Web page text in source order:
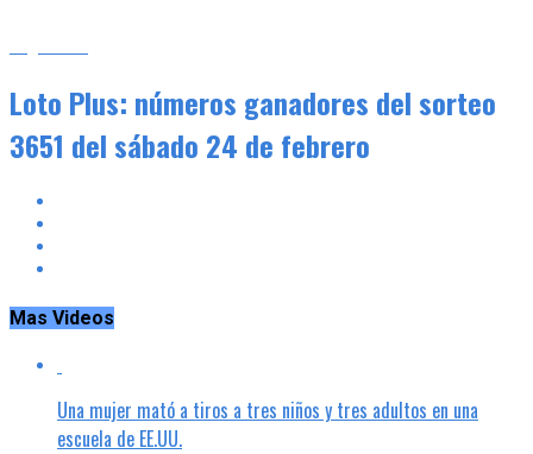
Loto Plus: números ganadores del sorteo
3651 del sábado 24 de febrero
Mas Videos
Una mujer mató a tiros a tres niños y tres adultos en una
escuela de EE.UU.